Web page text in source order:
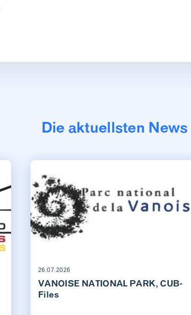
Die aktuellsten News
26.07.2026
VANOISE NATIONAL PARK, CUB-
Files